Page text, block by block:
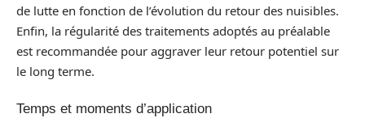
de lutte en fonction de l’évolution du retour des nuisibles.
Enfin, la régularité des traitements adoptés au préalable
est recommandée pour aggraver leur retour potentiel sur
le long terme.
Temps et moments d’application